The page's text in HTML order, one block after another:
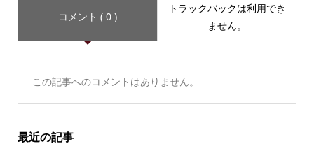
コメント ( 0 )
トラックバックは利用でき
ません。
この記事へのコメントはありません。
最近の記事